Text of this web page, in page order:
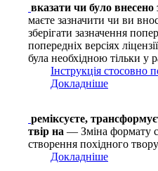
вказати чи було внесено
маєте зазначити чи ви
зберігати зазначення
попередніх версіях
була необхідною тільки у
Інструкція стосовно
Докладніше
реміксуєте,
твір на — Зміна формату
створення похідного
Докладніше